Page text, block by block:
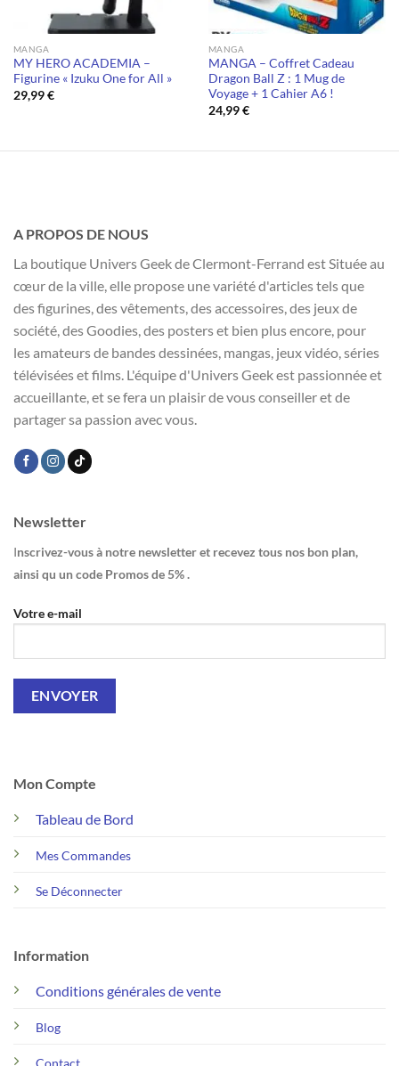
MANGA
MY HERO ACADEMIA –
Figurine « Izuku One for All »
29,99€
MANGA
MANGA – Coffret Cadeau
Dragon Ball Z : 1 Mug de
Voyage + 1 Cahier A6 !
24,99€
A PROPOS DE NOUS
La boutique Univers Geek de Clermont-Ferrand est Située au
cœur de la ville, elle propose une variété d'articles tels que
des figurines, des vêtements, des accessoires, des jeux de
société, des Goodies, des posters et bien plus encore, pour
les amateurs de bandes dessinées, mangas, jeux vidéo, séries
télévisées et films. L'équipe d'Univers Geek est passionnée et
accueillante, et se fera un plaisir de vous conseiller et de
partager sa passion avec vous.
Mon Compte
Tableau de Bord
Mes Commandes
Se Déconnecter
Information
Conditions générales de vente
Blog
Newsletter
Inscrivez-vous à notre newsletter et recevez tous nos bon plan,
ainsi qu un code Promos de 5% .
Votre e-mail